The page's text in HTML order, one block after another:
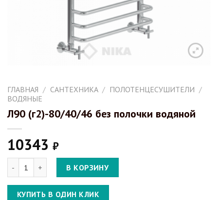
ГЛАВНАЯ / САНТЕХНИКА / ПОЛОТЕНЦЕСУШИТЕЛИ /
ВОДЯНЫЕ
Л90 (г2)-80/40/46 без полочки водяной
10343 ₽
Количество Л90 (г2)-80/40/46 без полочки водяной
В КОРЗИНУ
КУПИТЬ В ОДИН КЛИК